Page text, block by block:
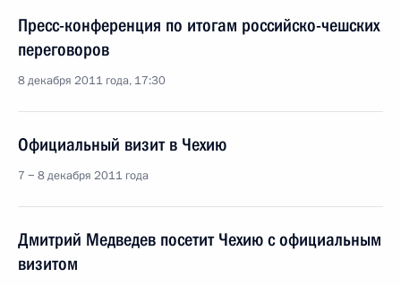
Пресс-конференция по итогам российско-чешских
переговоров
8 декабря 2011 года, 17:30
Официальный визит в Чехию
7 − 8 декабря 2011 года
Дмитрий Медведев посетит Чехию с официальным
визитом